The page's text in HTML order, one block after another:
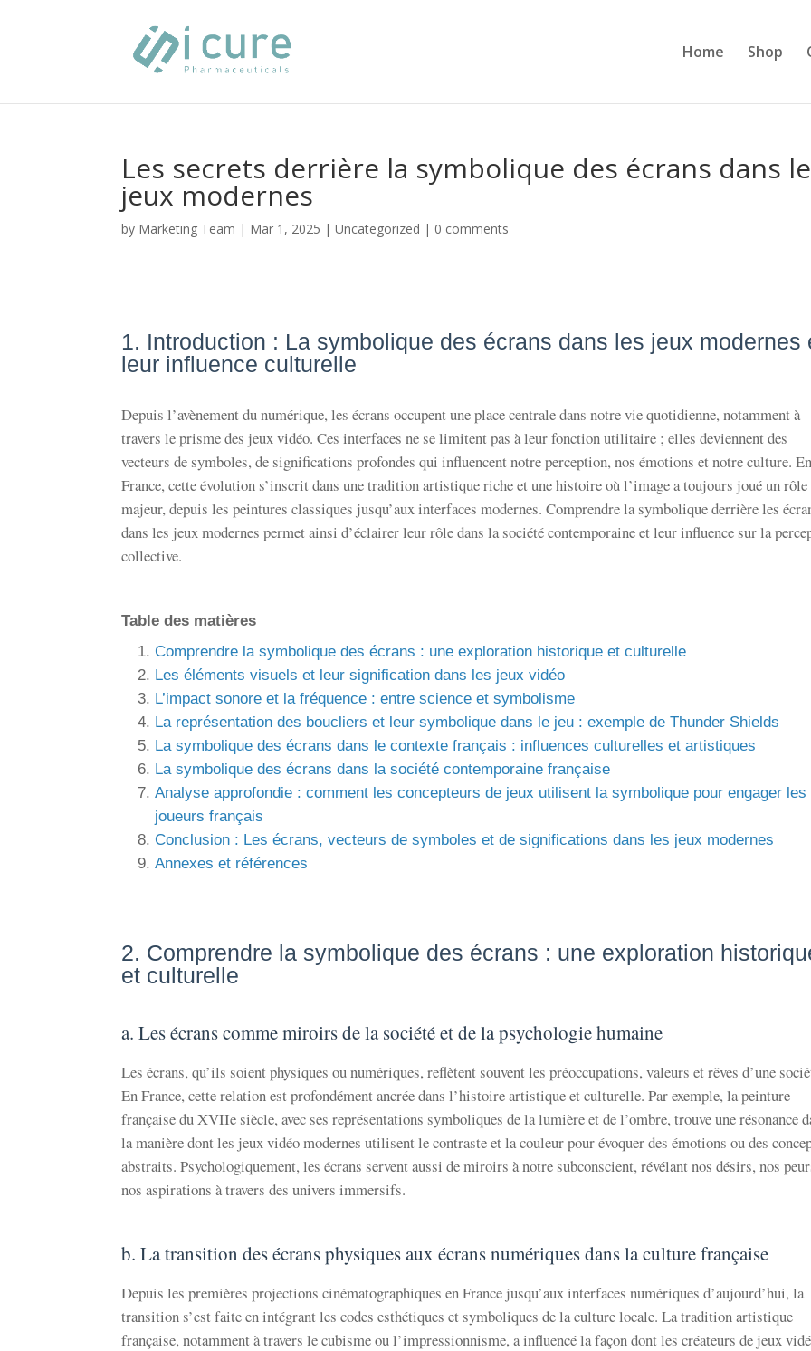
Home Shop
Les secrets derrière la symbolique des écrans dans
jeux modernes
by Marketing Team | Mar 1, 2025 |Uncategorized | 0 comments
1. Introduction : La symbolique des écrans dans les jeux modernes
leur influence culturelle
Depuis l’avènement du numérique, les écrans occupent une place centrale dans notre vie quotidienne, notamment à
travers le prisme des jeux vidéo. Ces interfaces ne se limitent pas à leur fonction utilitaire ; elles deviennent des
vecteurs de symboles, de significations profondes qui influencent notre perception, nos émotions et notre culture. En
France, cette évolution s’inscrit dans une tradition artistique riche et une histoire où l’image a toujours joué un rôle
majeur, depuis les peintures classiques jusqu’aux interfaces modernes. Comprendre la symbolique derrière les
dans les jeux modernes permet ainsi d’éclairer leur rôle dans la société contemporaine et leur influence sur la
collective.
Table des matières
Comprendre la symbolique des écrans : une exploration historique et culturelle
Les éléments visuels et leur signification dans les jeux vidéo
L’impact sonore et la fréquence : entre science et symbolisme
La représentation des boucliers et leur symbolique dans le jeu : exemple de Thunder Shields
La symbolique des écrans dans le contexte français : influences culturelles et artistiques
La symbolique des écrans dans la société contemporaine française
Analyse approfondie : comment les concepteurs de jeux utilisent la symbolique pour engager les
joueurs français
Conclusion : Les écrans, vecteurs de symboles et de significations dans les jeux modernes
Annexes et références
2. Comprendre la symbolique des écrans : une exploration
et culturelle
a. Les écrans comme miroirs de la société et de la psychologie humaine
Les écrans, qu’ils soient physiques ou numériques, reflètent souvent les préoccupations, valeurs et rêves d’une
En France, cette relation est profondément ancrée dans l’histoire artistique et culturelle. Par exemple, la peinture
française du XVIIe siècle, avec ses représentations symboliques de la lumière et de l’ombre, trouve une résonance
la manière dont les jeux vidéo modernes utilisent le contraste et la couleur pour évoquer des émotions ou des
abstraits. Psychologiquement, les écrans servent aussi de miroirs à notre subconscient, révélant nos désirs, nos
nos aspirations à travers des univers immersifs.
b. La transition des écrans physiques aux écrans numériques dans la culture française
Depuis les premières projections cinématographiques en France jusqu’aux interfaces numériques d’aujourd’hui, la
transition s’est faite en intégrant les codes esthétiques et symboliques de la culture locale. La tradition artistique
française, notamment à travers le cubisme ou l’impressionnisme, a influencé la façon dont les créateurs de jeux